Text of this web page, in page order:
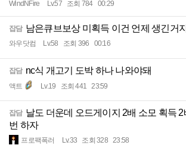
WindNFire Lv.57 조회 784 00:29
잡담 남은큐브보상 미획득 이건 언제 생긴거
와우닷컴 Lv.58 조회 396 00:16
잡담 nc식 개고기 도박 하나 나와야돼
액트 Lv.19 조회 441 23:59
잡담 날도 더운데 오드게이지 2배 소모 획득
번 하자
프로팩폭러 Lv.33 조회 328 23:58